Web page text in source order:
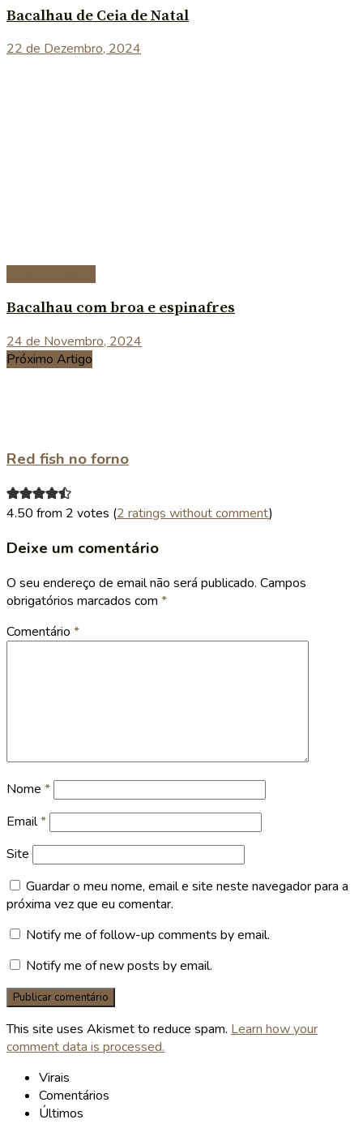
Bacalhau de Ceia de Natal
22 de Dezembro, 2024
Bacalhau com broa e espinafres
24 de Novembro, 2024
Próximo Artigo
Red fish no forno
4.50 from 2 votes (2 ratings without comment)
Deixe um comentário
O seu endereço de email não será publicado. Campos
obrigatórios marcados com *
Comentário *
Nome *
Email*
Site
Guardar o meu nome, email e site neste navegador para a
próxima vez que eu comentar.
Notify me of follow-up comments by email.
Notify me of new posts by email.
This site uses Akismet to reduce spam. Learn how your
comment data is processed.
Virais
Comentários
Últimos